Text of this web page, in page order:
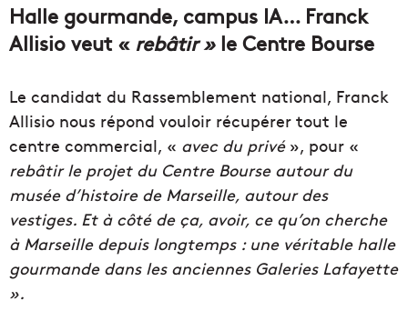
Halle gourmande, campus IA… Franck
Allisio veut « rebâtir » le Centre Bourse
Le candidat du Rassemblement national, Franck
Allisio nous répond vouloir récupérer tout le
centre commercial, « avec du privé», pour «
rebâtir le projet du Centre Bourse autour du
musée d’histoire de Marseille, autour des
vestiges. Et à côté de ça, avoir, ce qu’on cherche
à Marseille depuis longtemps : une véritable halle
gourmande dans les anciennes Galeries Lafayette
».